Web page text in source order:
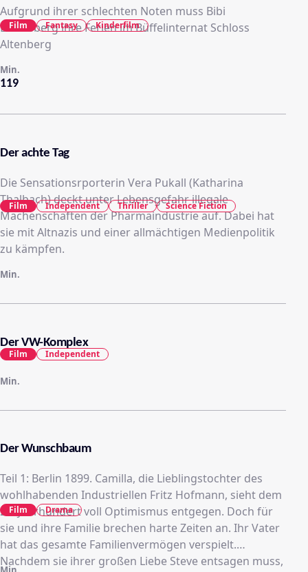
Aufgrund ihrer schlechten Noten muss Bibi
Blocksberg ihre Ferien im Büffelinternat Schloss
Altenberg
119
Min.
Film Fantasy Kinderfilm
Der achte Tag
Die Sensationsrporterin Vera Pukall (Katharina
Thalbach) deckt unter Lebensgefahr illegale
Machenschaften der Pharmaindustrie auf. Dabei hat
sie mit Altnazis und einer allmächtigen Medienpolitik
zu kämpfen.
Min.
Film Independent Thriller Science Fiction
Der VW-Komplex
Min.
Film Independent
Der Wunschbaum
Teil 1: Berlin 1899. Camilla, die Lieblingstochter des
wohlhabenden Industriellen Fritz Hofmann, sieht dem
20. Jahrhundert voll Optimismus entgegen. Doch für
sie und ihre Familie brechen harte Zeiten an. Ihr Vater
hat das gesamte Familienvermögen verspielt.
Nachdem sie ihrer großen Liebe Steve entsagen muss,
Film Drama